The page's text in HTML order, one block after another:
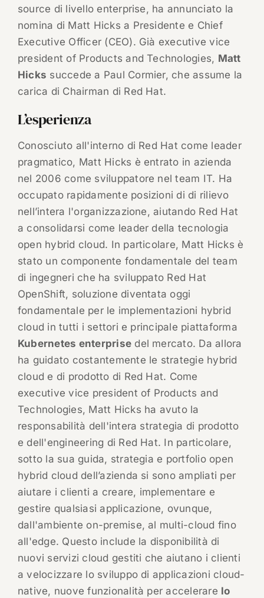
source di livello enterprise, ha annunciato la
nomina di Matt Hicks a Presidente e Chief
Executive Officer (CEO). Già executive vice
president of Products and Technologies, Matt
Hicks succede a Paul Cormier, che assume la
carica di Chairman di Red Hat.
L’esperienza
Conosciuto all'interno di Red Hat come leader
pragmatico, Matt Hicks è entrato in azienda
nel 2006 come sviluppatore nel team IT. Ha
occupato rapidamente posizioni di di rilievo
nell’intera l'organizzazione, aiutando Red Hat
a consolidarsi come leader della tecnologia
open hybrid cloud. In particolare, Matt Hicks è
stato un componente fondamentale del team
di ingegneri che ha sviluppato Red Hat
OpenShift, soluzione diventata oggi
fondamentale per le implementazioni hybrid
cloud in tutti i settori e principale piattaforma
Kubernetes enterprise del mercato. Da allora
ha guidato costantemente le strategie hybrid
cloud e di prodotto di Red Hat. Come
executive vice president of Products and
Technologies, Matt Hicks ha avuto la
responsabilità dell'intera strategia di prodotto
e dell'engineering di Red Hat. In particolare,
sotto la sua guida, strategia e portfolio open
hybrid cloud dell’azienda si sono ampliati per
aiutare i clienti a creare, implementare e
gestire qualsiasi applicazione, ovunque,
dall'ambiente on-premise, al multi-cloud fino
all'edge. Questo include la disponibilità di
nuovi servizi cloud gestiti che aiutano i clienti
a velocizzare lo sviluppo di applicazioni cloud-
native, nuove funzionalità per accelerare lo